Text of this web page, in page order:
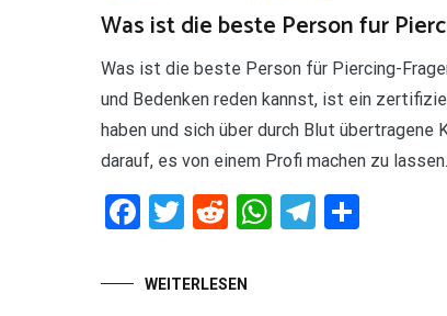
Was ist die beste Person fur
Was ist die beste Person für Piercing-
und Bedenken reden kannst, ist ein
haben und sich über durch Blut
darauf, es von einem Profi machen zu
Facebook
Twitter
RedditWhatsApp
Telegram
WEITERLESEN